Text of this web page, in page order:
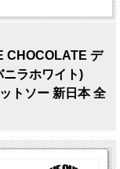
CHOCOLATE デ
ニラホワイト)
トソー 新日本 全